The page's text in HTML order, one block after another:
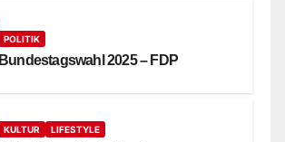
POLITIK
Bundestagswahl 2025 – FDP
KULTUR LIFESTYLE